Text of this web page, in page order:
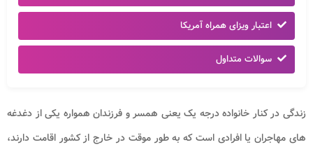
اعتبار ویزای همراه آمریکا
سوالات متداول
زندگی در کنار خانواده درجه یک یعنی همسر و فرزندان همواره یکی از دغدغه
های مهاجران یا افرادی است که به طور موقت در خارج از کشور اقامت دارند،